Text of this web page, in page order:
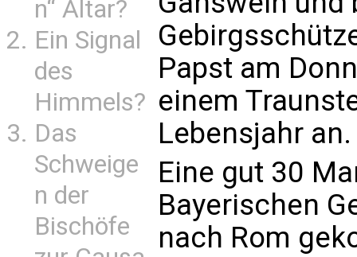
n“ Altar?
Ein Signal
des
Himmels?
Das
Schweige
n der
Bischöfe
Papst am
einem
Lebensjahr an.
Eine gut 30
Bayerischen
nach Rom